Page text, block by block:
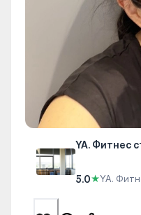
YA. Фитнес
5.0★YA.